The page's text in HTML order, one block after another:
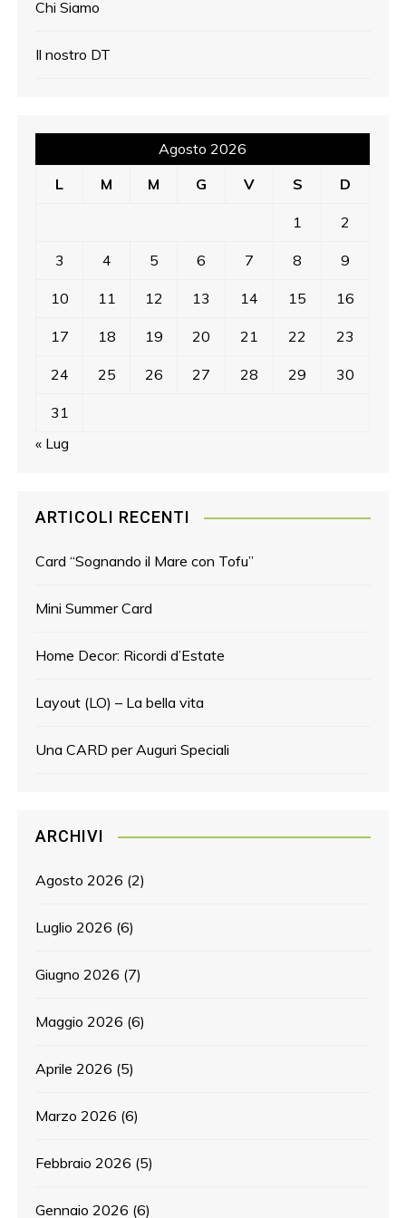
Chi Siamo
Il nostro DT
Agosto 2026
L
M M G V S D
1 2
3 4 5 6 7 8 9
10 11 12 13 14 15 16
17 18 19 20 21 22 23
24 25 26 27 28 29 30
31
« Lug
ARTICOLI RECENTI
Card “Sognando il Mare con Tofu”
Mini Summer Card
Home Decor: Ricordi d’Estate
Layout (LO) – La bella vita
Una CARD per Auguri Speciali
ARCHIVI
Agosto 2026 (2)
Luglio 2026 (6)
Giugno 2026 (7)
Maggio 2026 (6)
Aprile 2026 (5)
Marzo 2026 (6)
Febbraio 2026 (5)
Gennaio 2026 (6)